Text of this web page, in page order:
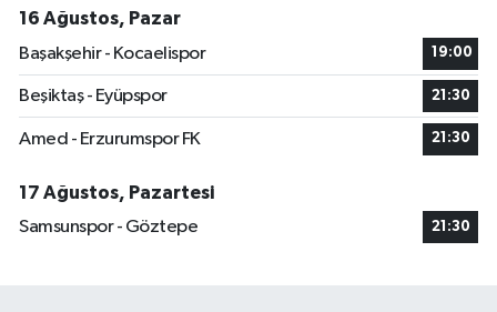
16 Ağustos, Pazar
Başakşehir - Kocaelispor
19:00
Beşiktaş - Eyüpspor 21:30
Amed - Erzurumspor FK 21:30
17 Ağustos, Pazartesi
Samsunspor - Göztepe
21:30